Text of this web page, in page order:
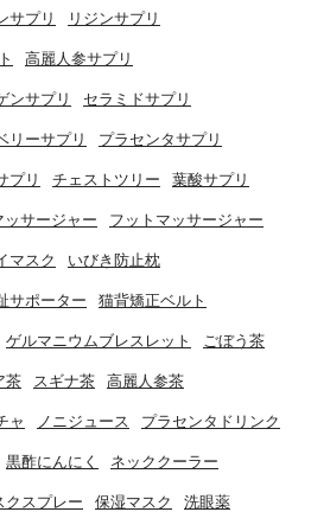
サプリ リジンサプリ
高麗人参サプリ
ンサプリ セラミドサプリ
リーサプリ プラセンタサプリ
プリ チェストツリー 葉酸サプリ
サージャー フットマッサージャー
マスク いびき防止枕
サポーター 猫背矯正ベルト
ゲルマニウムブレスレット ごぼう茶
茶 スギナ茶 高麗人参茶
ャ ノニジュース プラセンタドリンク
黒酢にんにく ネッククーラー
クスプレー 保湿マスク 洗眼薬